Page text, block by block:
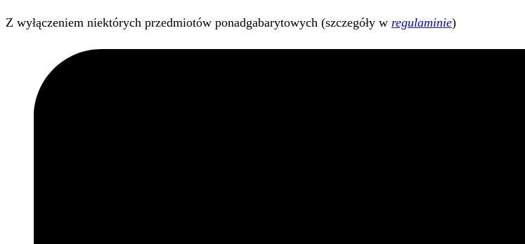
Z wyłączeniem niektórych przedmiotów ponadgabarytowych (szczegóły w regulaminie)